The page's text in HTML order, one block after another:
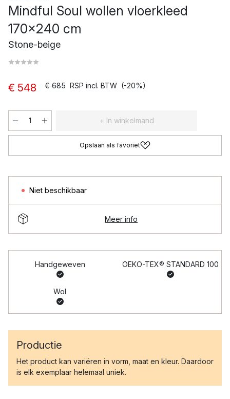
Mindful Soul wollen vloerkleed
170x240 cm
Stone-beige
€ 548 € 685 RSP incl. BTW (-20%)
+ In winkelmand
Opslaan als favoriet
Niet beschikbaar
Meer info
Handgeweven OEKO-TEX® STANDARD 100
Wol
Productie
Het product kan variëren in vorm, maat en kleur. Daardoor
is elk exemplaar helemaal uniek.